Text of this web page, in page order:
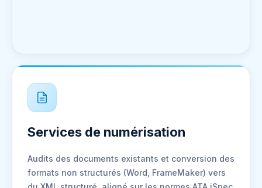
Services de numérisation
Audits des documents existants et conversion des
formats non structurés (Word, FrameMaker) vers